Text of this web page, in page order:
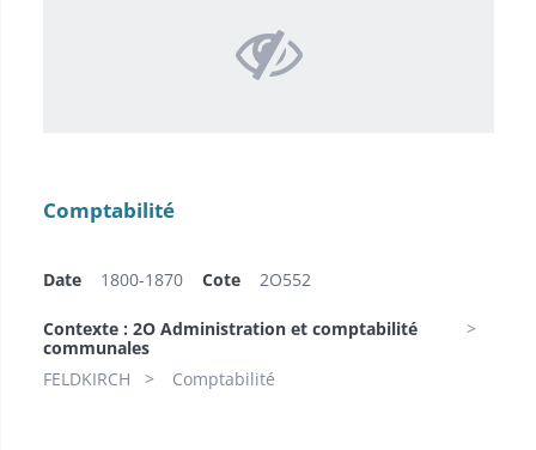
Comptabilité
Date 1800-1870 Cote 2O552
Contexte : 2O Administration et comptabilité
communales
FELDKIRCH
Comptabilité